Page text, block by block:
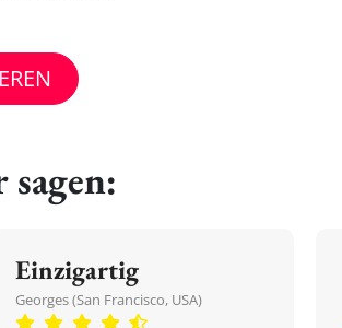
sagen:
Einzigartig
Georges (San Francisco, USA)